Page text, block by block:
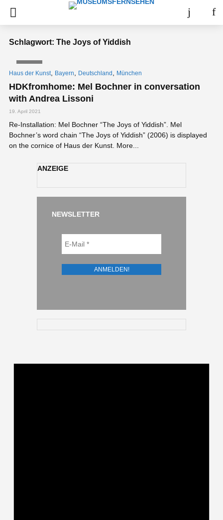
Schlagwort: The Joys of Yiddish
Haus der Kunst Bayern Deutschland München
HDKfromhome​: Mel Bochner in conversation
with Andrea Lissoni
19. April 2021
Re-Installation: Mel Bochner “The Joys of Yiddish”. Mel
Bochner’s word chain “The Joys of Yiddish” (2006) is displayed
on the cornice of Haus der Kunst. More...
ANZEIGE
NEWSLETTER